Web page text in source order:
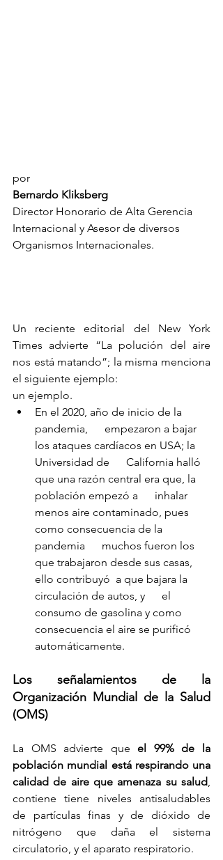
por
Bernardo Kliksberg
Director Honorario de Alta Gerencia
Internacional y Asesor de diversos
Organismos Internacionales.
Un reciente editorial del New York
Times advierte “La polución del aire
nos está matando”; la misma menciona
el siguiente ejemplo:
un ejemplo.
En el 2020, año de inicio de la
pandemia,      empezaron a bajar
los ataques cardíacos en USA; la
Universidad de      California halló
que una razón central era que, la
población empezó a      inhalar
menos aire contaminado, pues
como consecuencia de la
pandemia      muchos fueron los
que trabajaron desde sus casas,
ello contribuyó  a que bajara la
circulación de autos, y      el
consumo de gasolina y como
consecuencia el aire se purificó
automáticamente.
Los señalamientos de la
Organización Mundial de la Salud
(OMS)
La OMS advierte que el 99% de la
población mundial está respirando una
calidad de aire que amenaza su salud,
contiene tiene niveles antisaludables
de partículas finas y de dióxido de
nitrógeno que daña el sistema
circulatorio, y el aparato respiratorio.